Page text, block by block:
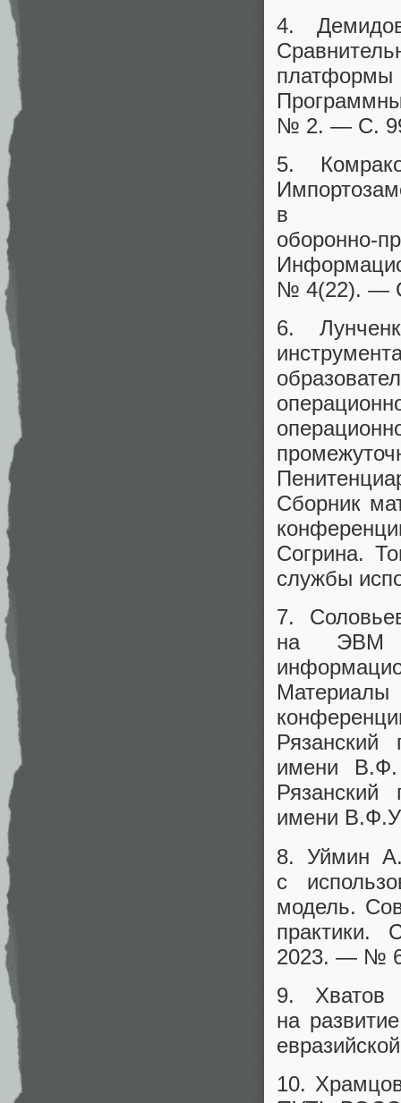
4.
№ 2. — С.
5.
в
№ 4(22). —
6.
Сборник
Согрина.
службы
7.
на ЭВМ
Рязанский
имени
Рязанский
имени
8. Уймин
с
модель.
практики.
2023. — №
9.
на
10.